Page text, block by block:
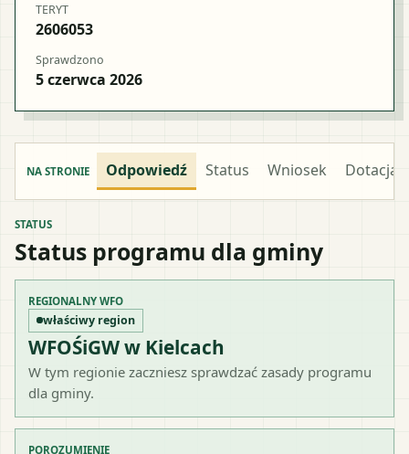
TERYT
2606053
Sprawdzono
5 czerwca 2026
NA STRONIE Odpowiedź Status Wniosek Dotacja
STATUS
Status programu dla gminy
REGIONALNY WFO
właściwy region
WFOŚiGW w Kielcach
W tym regionie zaczniesz sprawdzać zasady programu
dla gminy.
POROZUMIENIE